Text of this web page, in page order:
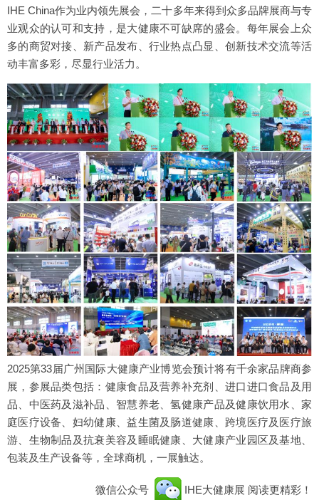
IHE China作为业内领先展会，二十多年来得到众多品牌展商与专
业观众的认可和支持，是大健康不可缺席的盛会。每年展会上众
多的商贸对接、新产品发布、行业热点凸显、创新技术交流等活
动丰富多彩，尽显行业活力。
2025第33届广州国际大健康产业博览会预计将有千余家品牌商参
展，参展品类包括：健康食品及营养补充剂、进口进口食品及用
品、中医药及滋补品、智慧养老、氢健康产品及健康饮用水、家
庭医疗设备、妇幼健康、益生菌及肠道健康、跨境医疗及医疗旅
游、生物制品及抗衰美容及睡眠健康、大健康产业园区及基地、
包装及生产设备等，全球商机，一展触达。
微信公众号 IHE大健康展 阅读更精彩！